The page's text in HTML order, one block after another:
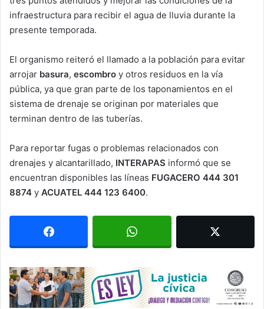
infraestructura para recibir el agua de lluvia durante la
presente temporada.
El organismo reiteró el llamado a la población para evitar
arrojar basura, escombro y otros residuos en la vía
pública, ya que gran parte de los taponamientos en el
sistema de drenaje se originan por materiales que
terminan dentro de las tuberías.
Para reportar fugas o problemas relacionados con
drenajes y alcantarillado, INTERAPAS informó que se
encuentran disponibles las líneas FUGACERO 444 301
8874 y ACUATEL 444 123 6400.